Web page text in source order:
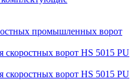
промышленных ворот
скоростных ворот HS 5015 PU
скоростных ворот HS 5015 PU